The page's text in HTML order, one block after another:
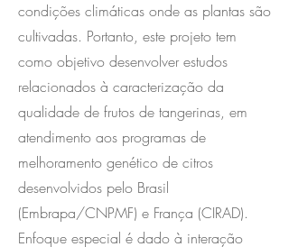
condições climáticas onde as plantas são
cultivadas. Portanto, este projeto tem
como objetivo desenvolver estudos
relacionados à caracterização da
qualidade de frutos de tangerinas, em
atendimento aos programas de
melhoramento genético de citros
desenvolvidos pelo Brasil
(Embrapa/CNPMF) e França (CIRAD).
Enfoque especial é dado à interação